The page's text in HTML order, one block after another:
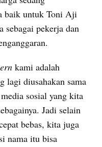
baik untuk Toni Aji
sebagai pekerja dan
kami adalah
lagi diusahakan sama
sosial yang kita
Jadi selain
bebas, kita juga
nama itu bisa